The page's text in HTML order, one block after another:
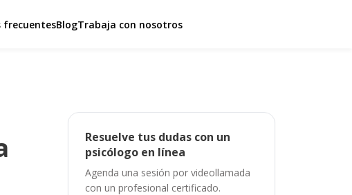
frecuentesBlogTrabaja con nosotros
Resuelve tus dudas con un
psicólogo en línea
Agenda una sesión por videollamada
con un profesional certificado.